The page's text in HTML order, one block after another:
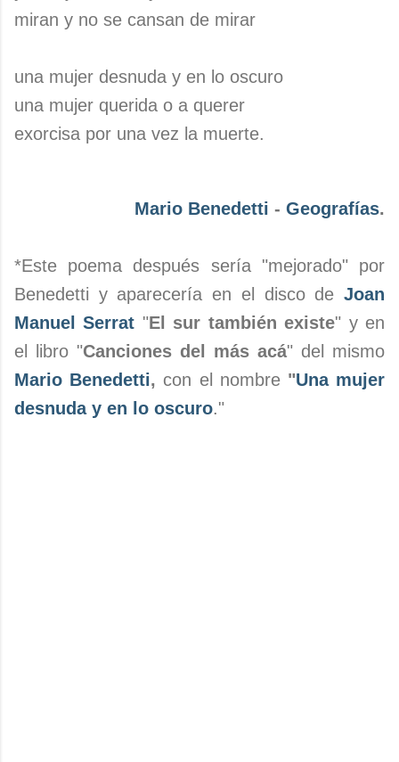
miran y no se cansan de mirar
una mujer desnuda y en lo oscuro
una mujer querida o a querer
exorcisa por una vez la muerte.
Mario Benedetti - Geografías.
*Este poema después sería "mejorado" por
Benedetti y aparecería en el disco de Joan
Manuel Serrat "El sur también existe" y en
el libro "Canciones del más acá" del mismo
Mario Benedetti, con el nombre"Una mujer
desnuda y en lo oscuro."